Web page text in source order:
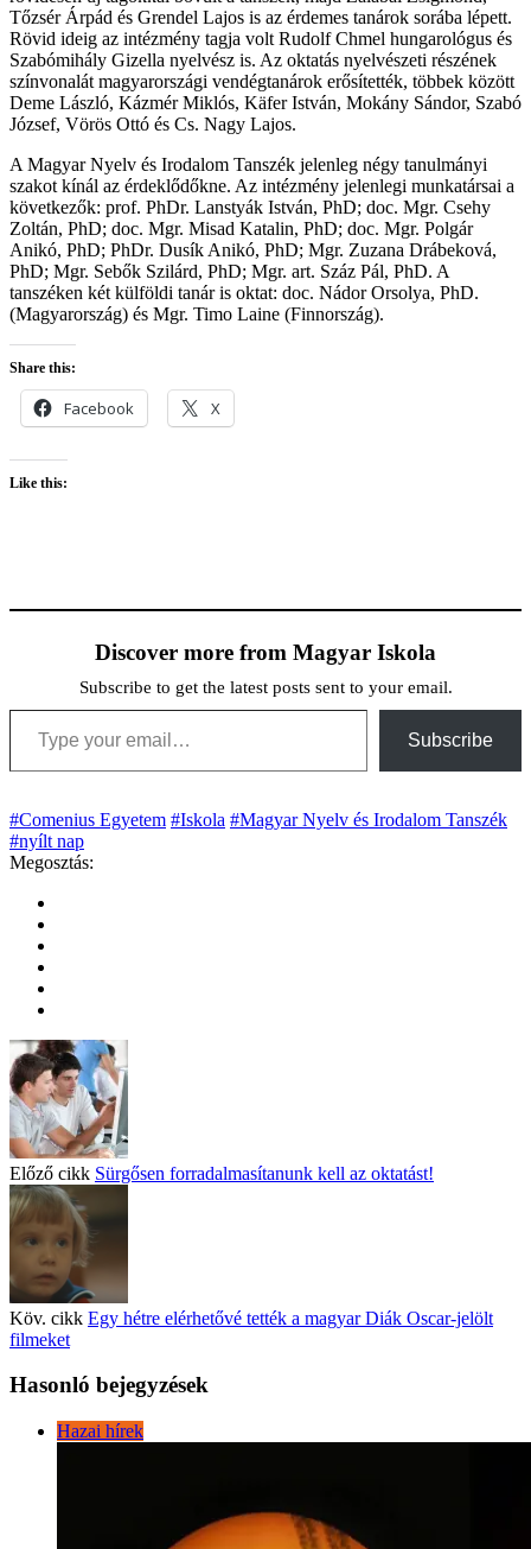
Tőzsér Árpád és Grendel Lajos is az érdemes tanárok sorába lépett.
Rövid ideig az intézmény tagja volt Rudolf Chmel hungarológus és
Szabómihály Gizella nyelvész is. Az oktatás nyelvészeti részének
színvonalát magyarországi vendégtanárok erősítették, többek között
Deme László, Kázmér Miklós, Käfer István, Mokány Sándor, Szabó
József, Vörös Ottó és Cs. Nagy Lajos.
A Magyar Nyelv és Irodalom Tanszék jelenleg négy tanulmányi
szakot kínál az érdeklődőkne. Az intézmény jelenlegi munkatársai a
következők: prof. PhDr. Lanstyák István, PhD; doc. Mgr. Csehy
Zoltán, PhD; doc. Mgr. Misad Katalin, PhD; doc. Mgr. Polgár
Anikó, PhD; PhDr. Dusík Anikó, PhD; Mgr. Zuzana Drábeková,
PhD; Mgr. Sebők Szilárd, PhD; Mgr. art. Száz Pál, PhD. A
tanszéken két külföldi tanár is oktat: doc. Nádor Orsolya, PhD.
(Magyarország) és Mgr. Timo Laine (Finnország).
Share this:
Facebook X
Like this:
Discover more from Magyar Iskola
Subscribe to get the latest posts sent to your email.
Type your email…
Subscribe
#Comenius Egyetem #Iskola #Magyar Nyelv és Irodalom Tanszék
#nyílt nap
Megosztás:
Előző cikk Sürgősen forradalmasítanunk kell az oktatást!
Köv. cikk Egy hétre elérhetővé tették a magyar Diák Oscar-jelölt
filmeket
Hasonló bejegyzések
Hazai hírek